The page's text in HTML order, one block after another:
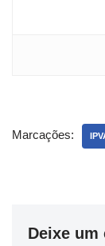
Marcações:
Deixe um